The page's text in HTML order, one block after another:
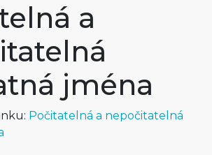
a
jména
Počitatelná a nepočitatelná